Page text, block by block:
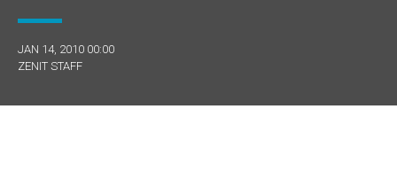
JAN 14, 2010 00:00
ZENIT STAFF